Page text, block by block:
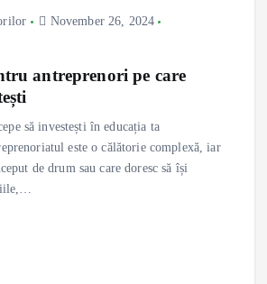
November 26, 2024
antreprenori pe care
să investești în educația ta
este o călătorie complexă, iar
de drum sau care doresc să își